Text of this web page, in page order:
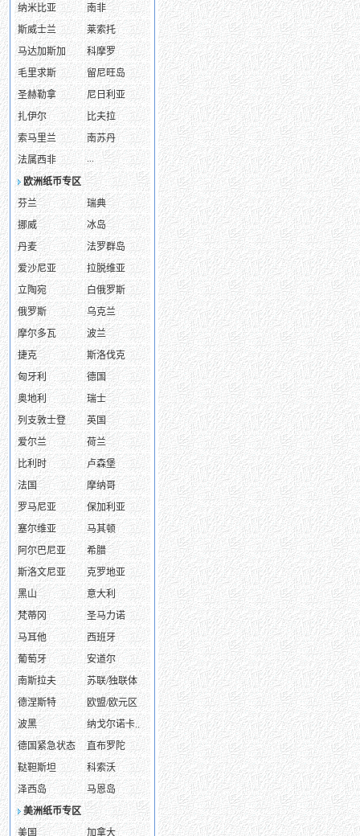
纳米比亚
南非
斯威士兰
莱索托
马达加斯加
科摩罗
毛里求斯
留尼旺岛
圣赫勒拿
尼日利亚
扎伊尔
比夫拉
索马里兰
南苏丹
法属西非
...
欧洲纸币专区
芬兰
瑞典
挪威
冰岛
丹麦
法罗群岛
爱沙尼亚
拉脱维亚
立陶宛
白俄罗斯
俄罗斯
乌克兰
摩尔多瓦
波兰
捷克
斯洛伐克
匈牙利
德国
奥地利
瑞士
列支敦士登
英国
爱尔兰
荷兰
比利时
卢森堡
法国
摩纳哥
罗马尼亚
保加利亚
塞尔维亚
马其顿
阿尔巴尼亚
希腊
斯洛文尼亚
克罗地亚
黑山
意大利
梵蒂冈
圣马力诺
马耳他
西班牙
葡萄牙
安道尔
南斯拉夫
苏联/独联体
德涅斯特
欧盟/欧元区
波黑
纳戈尔诺卡..
德国紧急状态
直布罗陀
鞑靼斯坦
科索沃
泽西岛
马恩岛
美洲纸币专区
美国
加拿大